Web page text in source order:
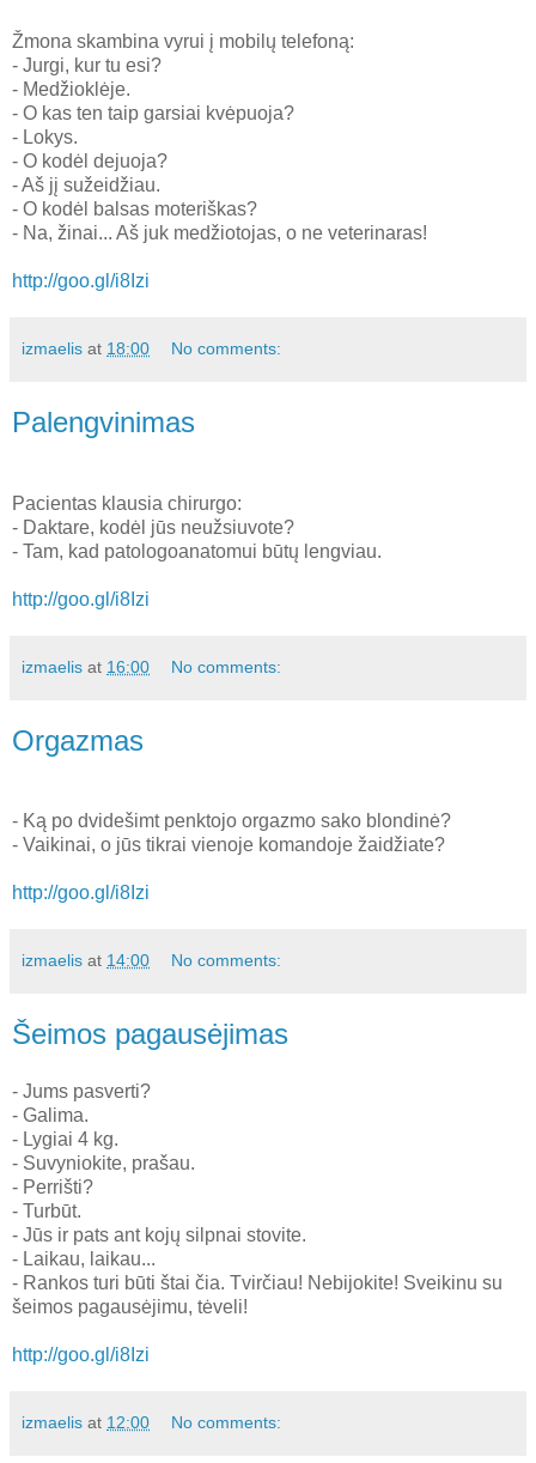
Žmona skambina vyrui į mobilų telefoną:
- Jurgi, kur tu esi?
- Medžioklėje.
- O kas ten taip garsiai kvėpuoja?
- Lokys.
- O kodėl dejuoja?
- Aš jį sužeidžiau.
- O kodėl balsas moteriškas?
- Na, žinai... Aš juk medžiotojas, o ne veterinaras!
http://goo.gl/i8Izi
izmaelis at 18:00 No comments:
Palengvinimas
Pacientas klausia chirurgo:
- Daktare, kodėl jūs neužsiuvote?
- Tam, kad patologoanatomui būtų lengviau.
http://goo.gl/i8Izi
izmaelis at 16:00 No comments:
Orgazmas
- Ką po dvidešimt penktojo orgazmo sako blondinė?
- Vaikinai, o jūs tikrai vienoje komandoje žaidžiate?
http://goo.gl/i8Izi
izmaelis at 14:00 No comments:
Šeimos pagausėjimas
- Jums pasverti?
- Galima.
- Lygiai 4 kg.
- Suvyniokite, prašau.
- Perrišti?
- Turbūt.
- Jūs ir pats ant kojų silpnai stovite.
- Laikau, laikau...
- Rankos turi būti štai čia. Tvirčiau! Nebijokite! Sveikinu su
šeimos pagausėjimu, tėveli!
http://goo.gl/i8Izi
izmaelis at 12:00 No comments: